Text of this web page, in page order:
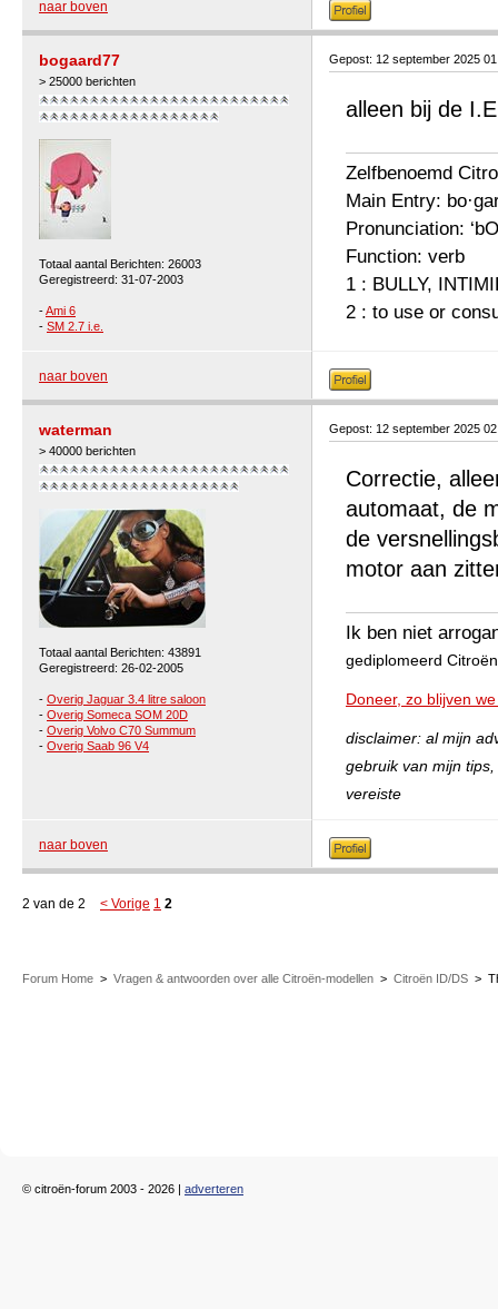
naar boven
bogaard77
> 25000 berichten
Totaal aantal Berichten: 26003
Geregistreerd: 31-07-2003
-Ami 6
- SM 2.7 i.e.
Gepost: 12 september 2025
alleen bij de
Zelfbenoemd
Main Entry:
Pronunciation:
Function: verb
1 : BULLY,
2 : to use or
naar boven
waterman
> 40000 berichten
Totaal aantal Berichten: 43891
Geregistreerd: 26-02-2005
- Overig Jaguar 3.4 litre saloon
- Overig Someca SOM 20D
- Overig Volvo C70 Summum
- Overig Saab 96 V4
Gepost: 12 september 2025
Correctie,
automaat, de
de
motor aan
Ik ben niet
gediplomeerd
Doneer, zo blijven
disclaimer: al mijn
gebruik van mijn
vereiste
naar boven
2 van de 2 < Vorige 1 2
Forum Home > Vragen & antwoorden over alle Citroën-modellen > Citroën ID/DS >
© citroën-forum 2003 - 2026 | adverteren